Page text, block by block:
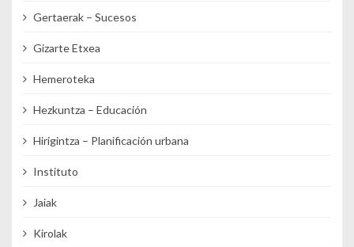
Gertaerak – Sucesos
Gizarte Etxea
Hemeroteka
Hezkuntza – Educación
Hirigintza – Planificación urbana
Instituto
Jaiak
Kirolak